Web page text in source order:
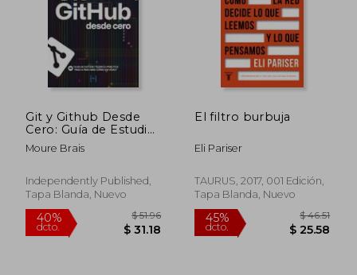
$ 27.95 dcto. $
Git y Github Desde
Cero: Guía de Estudio
Teórico-Práctica Paso
a Paso más Curso en
Moure Brais
Independently Published,
Tapa Blanda, Nuevo
El filtro burbuja
Eli Pariser
TAURUS, 2017, 001 Edición,
Tapa Blanda, Nuevo